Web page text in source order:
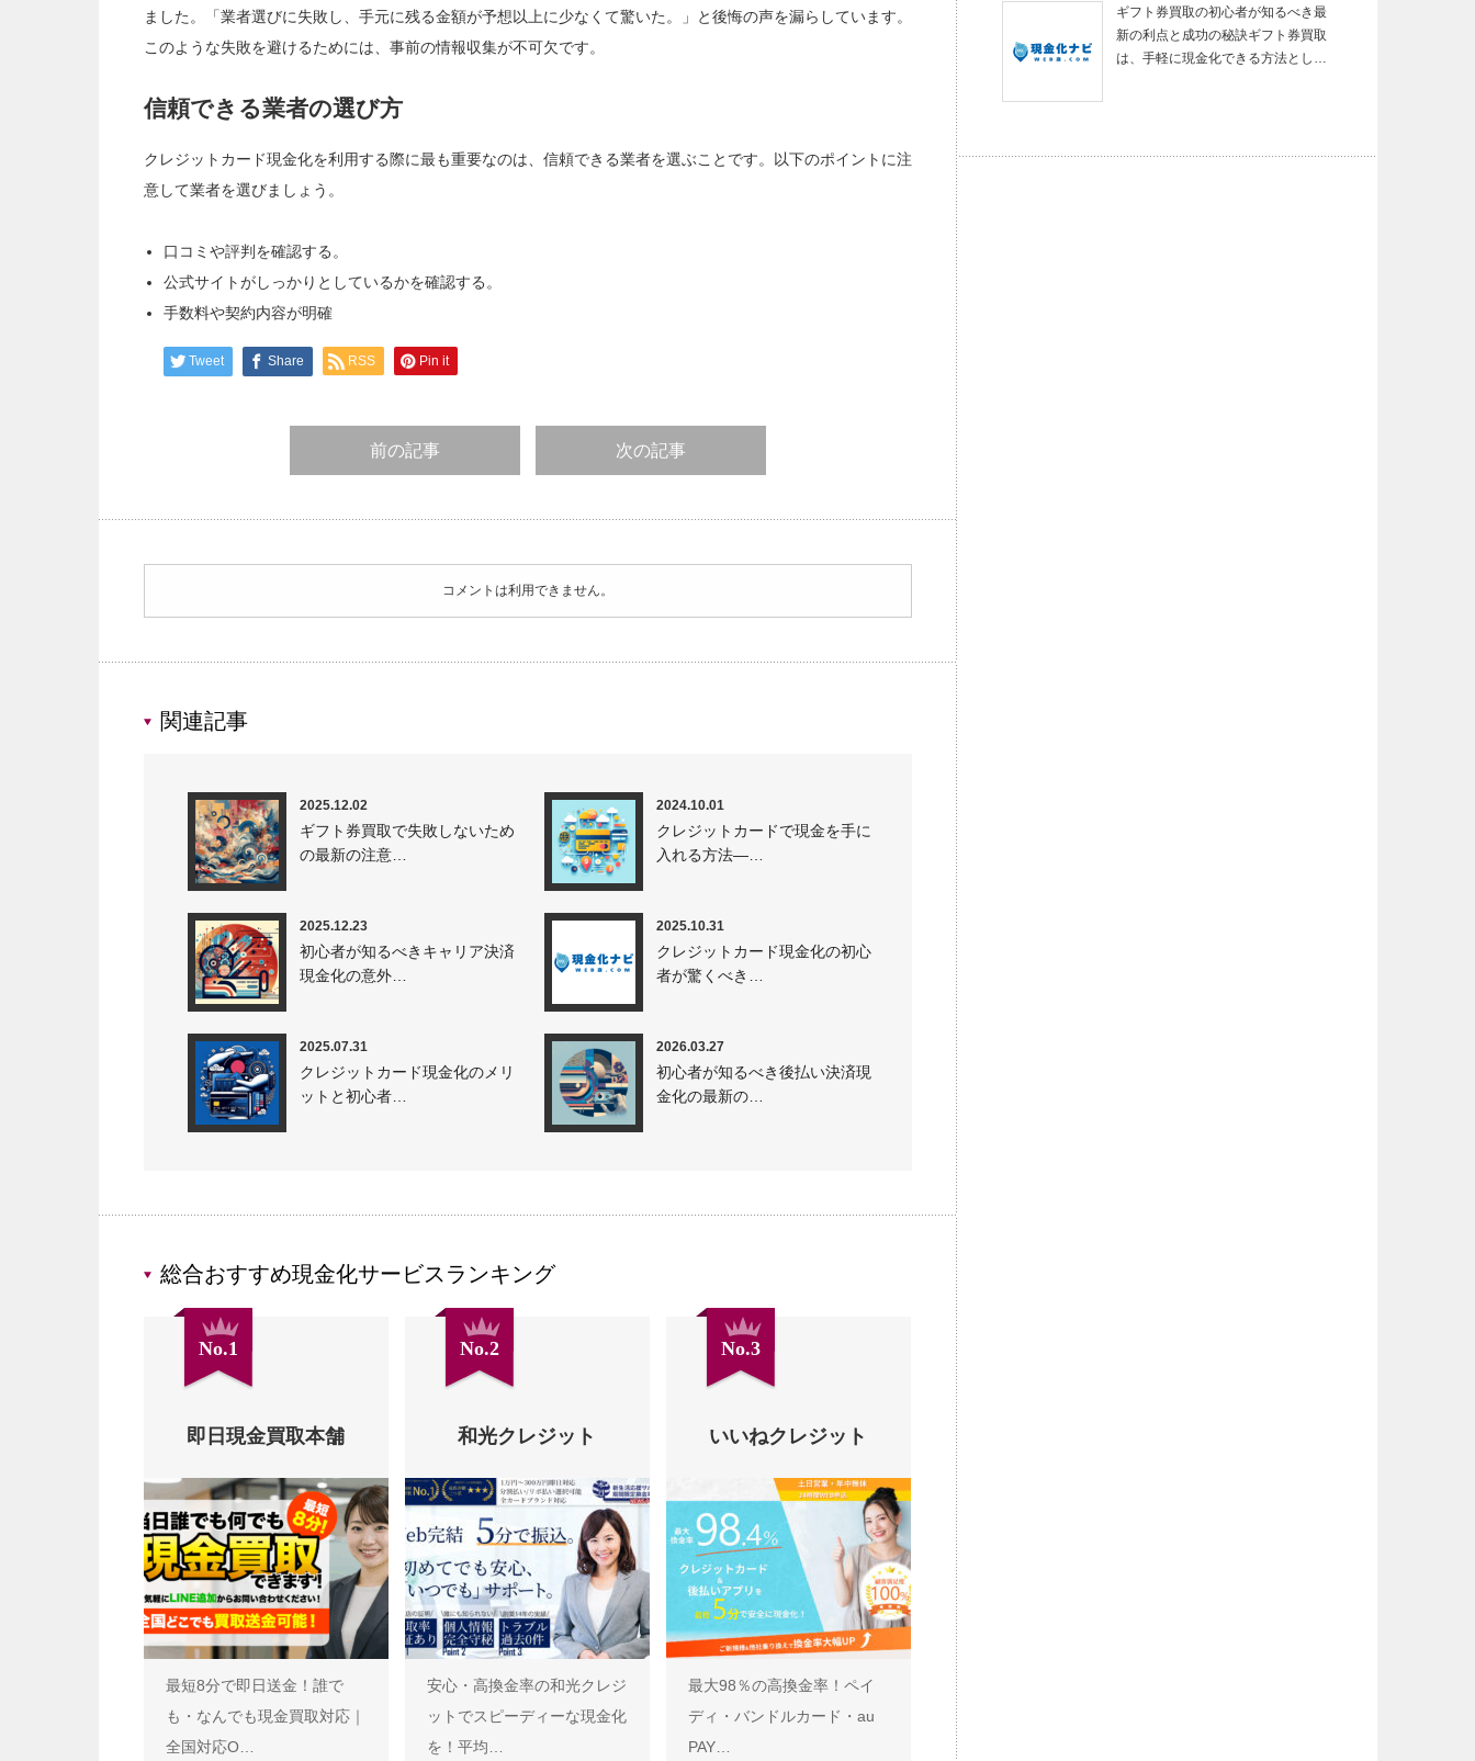
ました。「業者選びに失敗し、手元に残る金額が予想以上に少なくて驚いた。」と後悔の声を漏らしています。
このような失敗を避けるためには、事前の情報収集が不可欠です。
信頼できる業者の選び方
クレジットカード現金化を利用する際に最も重要なのは、信頼できる業者を選ぶことです。以下のポイントに注
意して業者を選びましょう。
口コミや評判を確認する。
公式サイトがしっかりとしているかを確認する。
手数料や契約内容が明確
Tweet Share RSS Pin it
前の記事 次の記事
コメントは利用できません。
関連記事
2025.12.02
ギフト券買取で失敗しないため
の最新の注意…
2024.10.01
クレジットカードで現金を手に
入れる方法—…
2025.12.23
初心者が知るべきキャリア決済
現金化の意外…
2025.10.31
クレジットカード現金化の初心
者が驚くべき…
2025.07.31
クレジットカード現金化のメリ
ットと初心者…
2026.03.27
初心者が知るべき後払い決済現
金化の最新の…
総合おすすめ現金化サービスランキング
No.1
即日現金買取本舗
最短8分で即日送金！誰で
も・なんでも現金買取対応｜
全国対応O…
No.2
和光クレジット
安心・高換金率の和光クレジ
ットでスピーディーな現金化
を！平均…
No.3
いいねクレジット
最大98％の高換金率！ペイ
ディ・バンドルカード・au
PAY…
ギフト券買取の初心者が知るべき最
新の利点と成功の秘訣ギフト券買取
は、手軽に現金化できる方法とし…